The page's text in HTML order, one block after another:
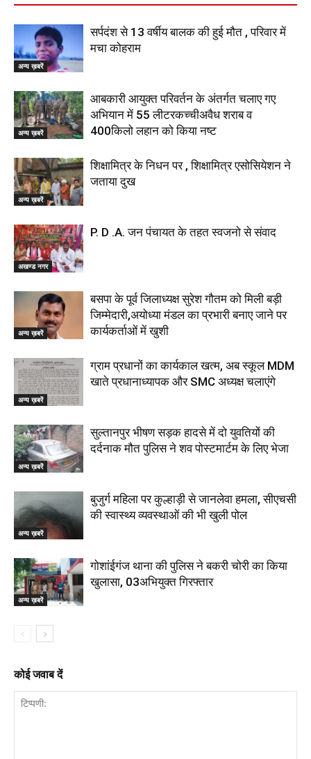
अन्य ख़बरें
सर्पदंश से 13 वर्षीय बालक की हुई मौत , परिवार में
मचा कोहराम
अन्य ख़बरें
आबकारी आयुक्त परिवर्तन के अंतर्गत चलाए गए
अभियान में 55 लीटरकच्चीअवैध शराब व
400किलो लहान को किया नष्ट
अन्य ख़बरें
शिक्षामित्र के निधन पर , शिक्षामित्र एसोसियेशन ने
जताया दुख
अखण्ड नगर
P. D .A. जन पंचायत के तहत स्वजनो से संवाद
अन्य ख़बरें
बसपा के पूर्व जिलाध्यक्ष सुरेश गौतम को मिली बड़ी
जिम्मेदारी,अयोध्या मंडल का प्रभारी बनाए जाने पर
कार्यकर्ताओं में खुशी
अन्य ख़बरें
ग्राम प्रधानों का कार्यकाल खत्म, अब स्कूल MDM
खाते प्रधानाध्यापक और SMC अध्यक्ष चलाएंगे
अन्य ख़बरें
सुल्तानपुर भीषण सड़क हादसे में दो युवतियों की
दर्दनाक मौत पुलिस ने शव पोस्टमार्टम के लिए भेजा
अन्य ख़बरें
बुजुर्ग महिला पर कुल्हाड़ी से जानलेवा हमला, सीएचसी
की स्वास्थ्य व्यवस्थाओं की भी खुली पोल
अन्य ख़बरें
गोशांईगंज थाना की पुलिस ने बकरी चोरी का किया
खुलासा, 03अभियुक्त गिरफ्तार
कोई जवाब दें